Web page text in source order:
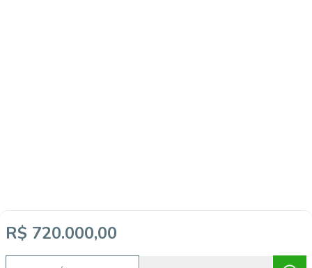
R$ 720.000,00